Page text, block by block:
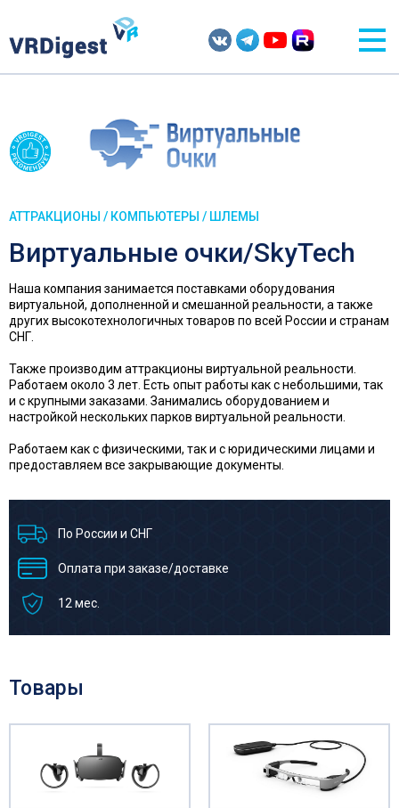
АТТРАКЦИОНЫ / КОМПЬЮТЕРЫ / ШЛЕМЫ
Виртуальные очки/SkyTech
Наша компания занимается поставками оборудования
виртуальной, дополненной и смешанной реальности, а также
других высокотехнологичных товаров по всей России и странам
СНГ.
Также производим аттракционы виртуальной реальности.
Работаем около 3 лет. Есть опыт работы как с небольшими, так
и с крупными заказами. Занимались оборудованием и
настройкой нескольких парков виртуальной реальности.
Работаем как с физическими, так и с юридическими лицами и
предоставляем все закрывающие документы.
По России и СНГ
Оплата при заказе/доставке
12 мес.
Товары